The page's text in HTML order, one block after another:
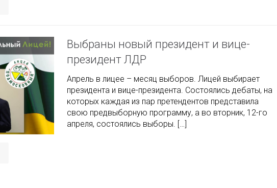
Выбраны новый президент и вице-
президент ЛДР
Апрель в лицее – месяц выборов. Лицей выбирает
президента и вице-президента. Состоялись дебаты, на
которых каждая из пар претендентов представила
свою предвыборную программу, а во вторник, 12-го
апреля, состоялись выборы. […]